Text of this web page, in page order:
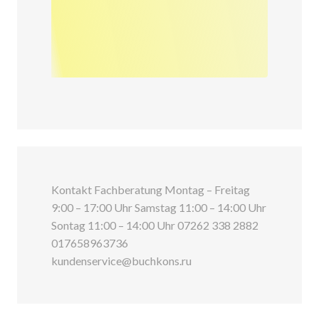
Kontakt Fachberatung Montag – Freitag
9:00 – 17:00 Uhr Samstag 11:00 – 14:00 Uhr
Sontag 11:00 – 14:00 Uhr 07262 338 2882
017658963736
kundenservice@buchkons.ru